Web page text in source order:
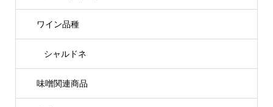
ワイン品種
シャルドネ
味噌関連商品